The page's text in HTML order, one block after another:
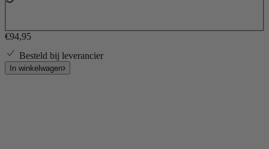
€94,95
Besteld bij leverancier
In winkelwagen